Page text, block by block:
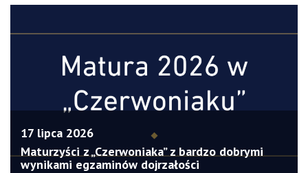
17 lipca 2026
Maturzyści z „Czerwoniaka” z bardzo dobrymi
wynikami egzaminów dojrzałości